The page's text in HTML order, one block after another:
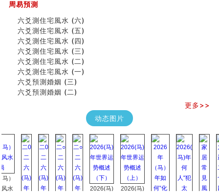
周易預測
六爻測住宅風水 (六)
六爻測住宅風水 (五)
六爻測住宅風水 (四)
六爻測住宅風水 (三)
六爻測住宅風水 (二)
六爻測住宅風水 (一)
六爻預測婚姻 (三)
六爻預測婚姻 (二)
更多>>
动态图片
2026(马)
2026(马)